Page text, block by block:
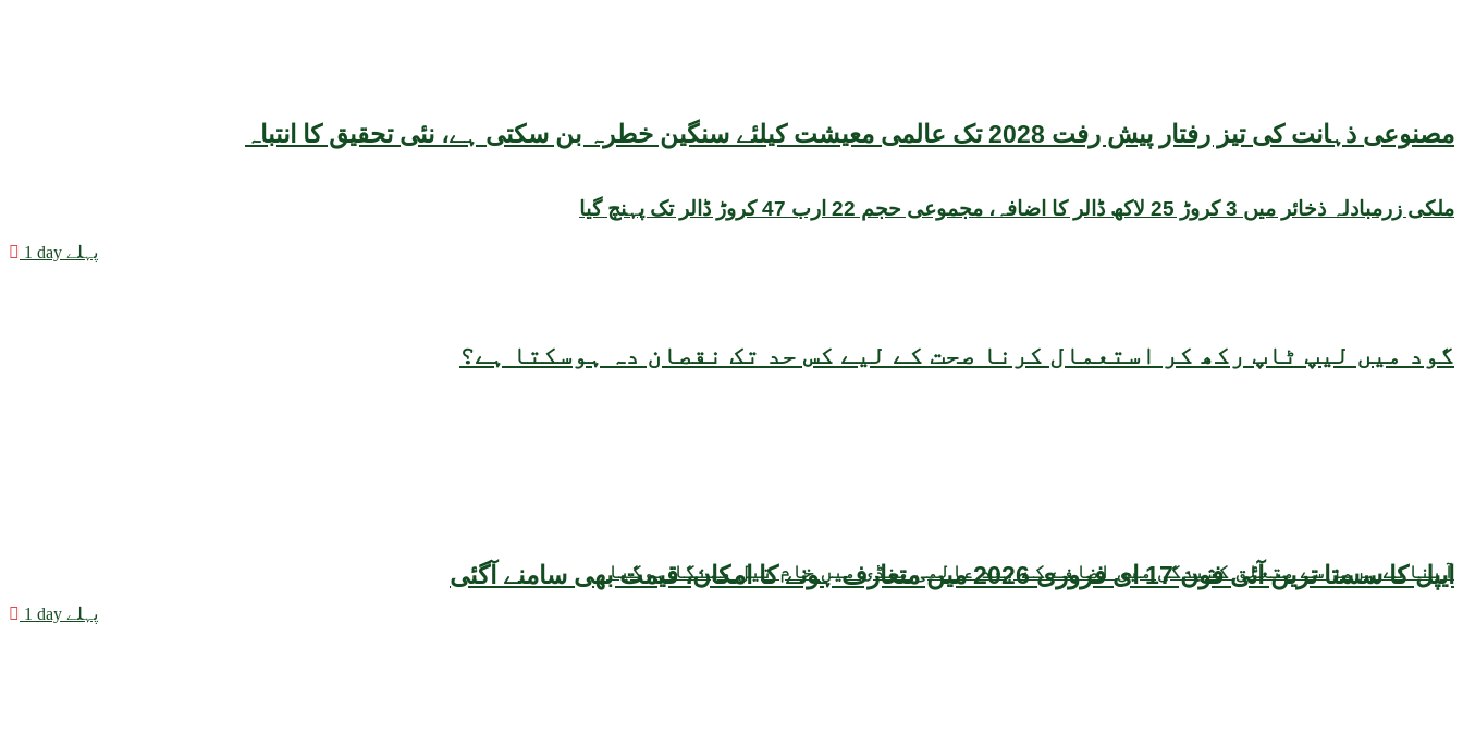
مصنوعی ذہانت کی تیز رفتار پیش رفت 2028 تک عالمی معیشت کیلئے سنگین خطرہ بن سکتی ہے، نئی تحقیق کا انتباہ
گود میں لیپ ٹاپ رکھ کر استعمال کرنا صحت کے لیے کس حد تک نقصان دہ ہوسکتا ہے؟
ایپل کا سستا ترین آئی فون 17 ای فروری 2026 میں متعارف ہونے کا امکان، قیمت بھی سامنے آگئی
ملکی زرمبادلہ ذخائر میں 3 کروڑ 25 لاکھ ڈالر کا اضافہ، مجموعی حجم 22 ارب 47 کروڑ ڈالر تک پہنچ گیا
1 day پہلے
آبنائے ہرمز سے متعلق کشیدگی میں اضافے کے بعد عالمی منڈی میں خام تیل مہنگا ہوگیا
1 day پہلے